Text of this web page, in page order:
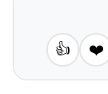
👍 ❤️